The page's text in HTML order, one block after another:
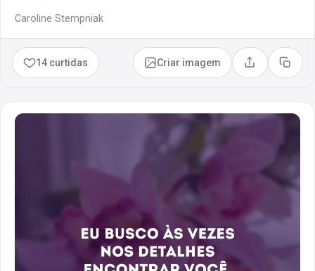
Caroline Stempniak
14 curtidas Criar imagem Compartilhar
Copiar